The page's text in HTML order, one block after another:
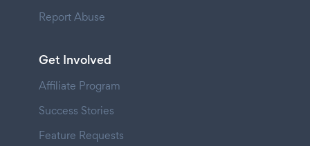
Report Abuse
Get Involved
Affiliate Program
Success Stories
Feature Requests